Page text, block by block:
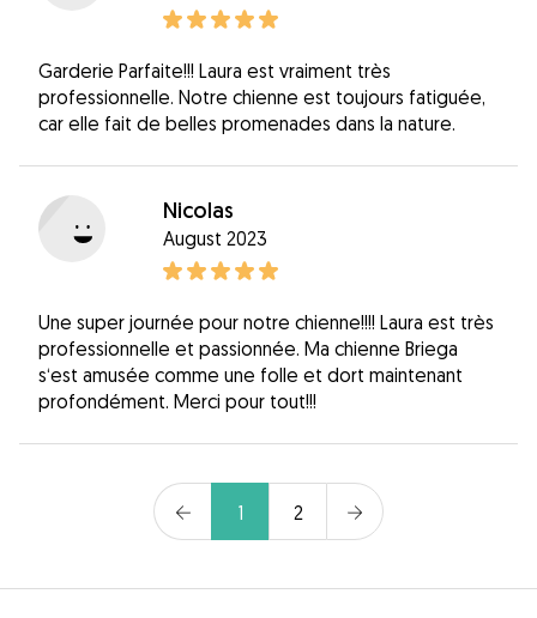
Garderie Parfaite!!! Laura est vraiment très
professionnelle. Notre chienne est toujours fatiguée,
car elle fait de belles promenades dans la nature.
Nicolas
August 2023
Une super journée pour notre chienne!!!! Laura est très
professionnelle et passionnée. Ma chienne Briega
s‘est amusée comme une folle et dort maintenant
profondément. Merci pour tout!!!
1 2